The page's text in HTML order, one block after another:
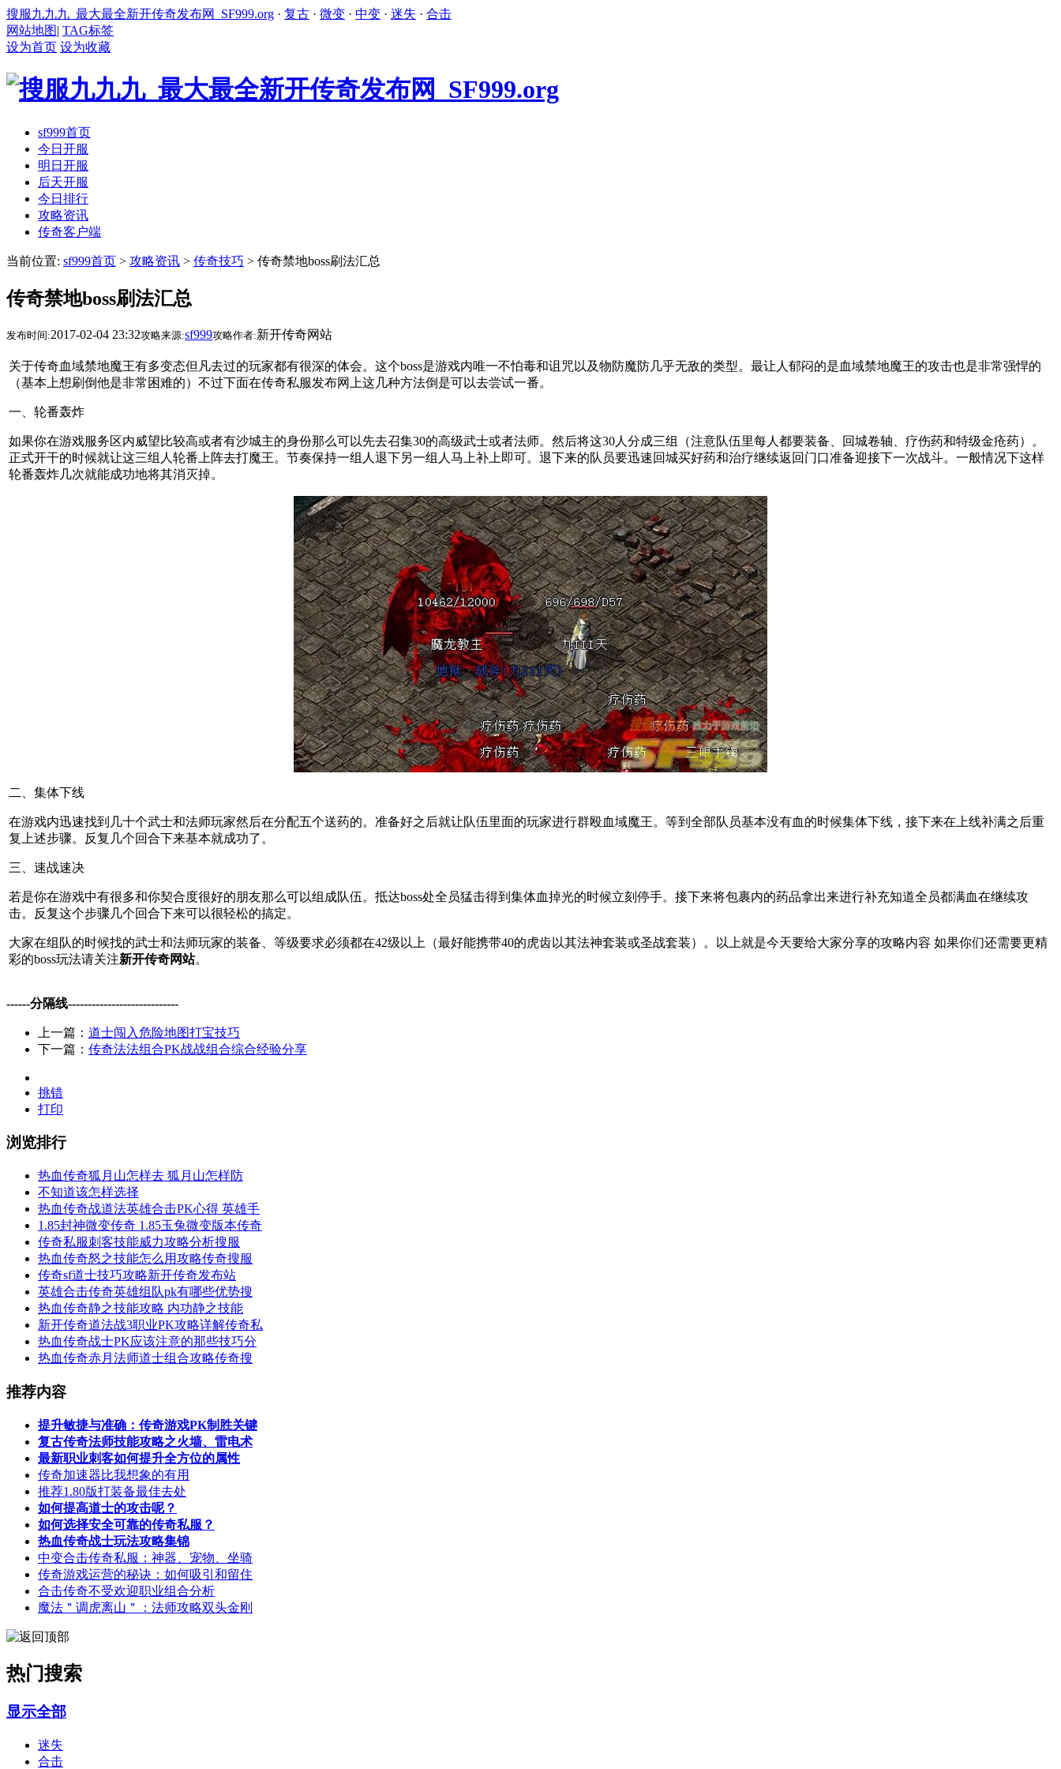
搜服九九九_最大最全新开传奇发布网_SF999.org · 复古 · 微变 · 中变 · 迷失 · 合击
网站地图| TAG标签
设为首页 设为收藏
sf999首页
今日开服
明日开服
后天开服
今日排行
攻略资讯
传奇客户端
当前位置: sf999首页 > 攻略资讯 > 传奇技巧 > 传奇禁地boss刷法汇总
传奇禁地boss刷法汇总
发布时间:2017-02-04 23:32攻略来源:sf999攻略作者:新开传奇网站
关于传奇血域禁地魔王有多变态但凡去过的玩家都有很深的体会。这个boss是游戏内唯一不怕毒和诅咒以及物防魔防几乎无敌的类型。最让人郁闷的是血域禁地魔王的攻击也是非常强悍的
（基本上想刷倒他是非常困难的）不过下面在传奇私服发布网上这几种方法倒是可以去尝试一番。
一、轮番轰炸
如果你在游戏服务区内威望比较高或者有沙城主的身份那么可以先去召集30的高级武士或者法师。然后将这30人分成三组（注意队伍里每人都要装备、回城卷轴、疗伤药和特级金疮药）。
正式开干的时候就让这三组人轮番上阵去打魔王。节奏保持一组人退下另一组人马上补上即可。退下来的队员要迅速回城买好药和治疗继续返回门口准备迎接下一次战斗。一般情况下这样
轮番轰炸几次就能成功地将其消灭掉。
二、集体下线
在游戏内迅速找到几十个武士和法师玩家然后在分配五个送药的。准备好之后就让队伍里面的玩家进行群殴血域魔王。等到全部队员基本没有血的时候集体下线，接下来在上线补满之后重
复上述步骤。反复几个回合下来基本就成功了。
三、速战速决
若是你在游戏中有很多和你契合度很好的朋友那么可以组成队伍。抵达boss处全员猛击得到集体血掉光的时候立刻停手。接下来将包裹内的药品拿出来进行补充知道全员都满血在继续攻
击。反复这个步骤几个回合下来可以很轻松的搞定。
大家在组队的时候找的武士和法师玩家的装备、等级要求必须都在42级以上（最好能携带40的虎齿以其法神套装或圣战套装）。以上就是今天要给大家分享的攻略内容 如果你们还需要更精
彩的boss玩法请关注新开传奇网站。
------分隔线----------------------------
上一篇： 道士闯入危险地图打宝技巧
下一篇： 传奇法法组合PK战战组合综合经验分享
挑错
打印
浏览排行
热血传奇狐月山怎样去 狐月山怎样防
不知道该怎样选择
热血传奇战道法英雄合击PK心得 英雄手
1.85封神微变传奇 1.85玉兔微变版本传奇
传奇私服​刺客技能威力攻略分析搜服
热血传奇怒之技能怎么用攻略传奇搜服
传奇sf道士技巧攻略新开传奇发布站
英雄合击传奇英雄组队pk有哪些优势搜
热血传奇静之技能攻略 内功静之技能
新开传奇道法战3职业PK攻略详解传奇私
热血传奇战士PK应该注意的那些技巧分
热血传奇赤月法师道士组合攻略传奇搜
推荐内容
提升敏捷与准确：传奇游戏PK制胜关键
复古传奇法师技能攻略之火墙、雷电术
最新职业刺客如何提升全方位的属性
传奇加速器比我想象的有用
推荐1.80版打装备最佳去处
如何提高道士的攻击呢？
如何选择安全可靠的传奇私服？
热血传奇战士玩法攻略集锦
中变合击传奇私服：神器、宠物、坐骑
传奇游戏运营的秘诀：如何吸引和留住
合击传奇不受欢迎职业组合分析
魔法＂调虎离山＂：法师攻略双头金刚
热门搜索
显示全部
迷失
合击